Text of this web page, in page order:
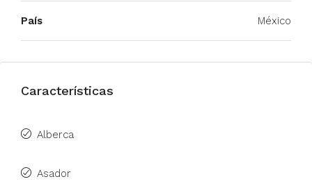
País México
Características
Alberca
Asador